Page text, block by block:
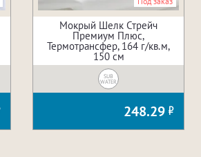
Мокрый Шелк Стрейч
Премиум Плюс,
Термотрансфер, 164 г/кв.м,
150 см
SUB
WATER
248.29